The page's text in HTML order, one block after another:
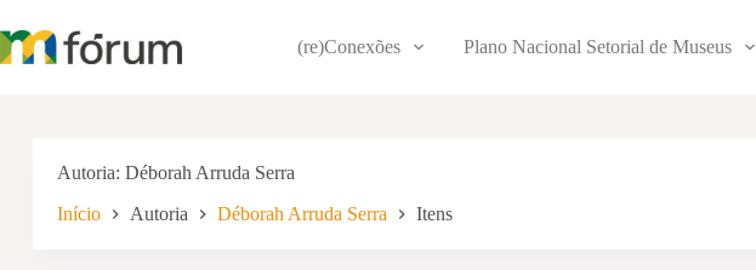
para
o
(re)Conexões Plano Nacional Setorial de Museus
Autoria Déborah Arruda Serra
Início Autoria Déborah Arruda Serra Itens